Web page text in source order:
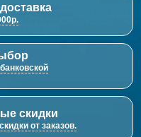
скидки
от заказов.